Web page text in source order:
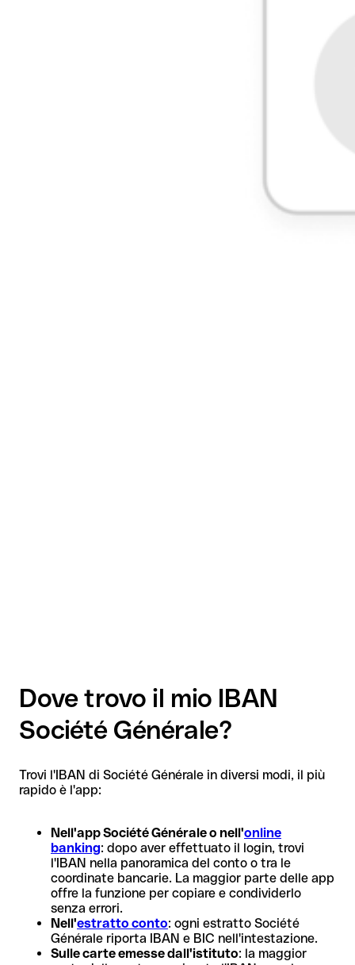
Dove trovo il mio IBAN
Société Générale?
Trovi l'IBAN di Société Générale in diversi modi, il più
rapido è l'app:
Nell'app Société Générale o nell'online
banking: dopo aver effettuato il login, trovi
l'IBAN nella panoramica del conto o tra le
coordinate bancarie. La maggior parte delle app
offre la funzione per copiare e condividerlo
senza errori.
Nell'estratto conto: ogni estratto Société
Générale riporta IBAN e BIC nell'intestazione.
Sulle carte emesse dall'istituto: la maggior